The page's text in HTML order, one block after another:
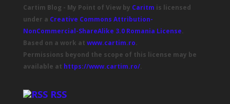
Cartim Blog - My Point of Viewby Caritm is licensed
under a Creative Commons Attribution-
NonCommercial-ShareAlike 3.0 Romania License.
Based on a work at www.cartim.ro.
Permissions beyond the scope of this license may be
available at https://www.cartim.ro/.
RSS